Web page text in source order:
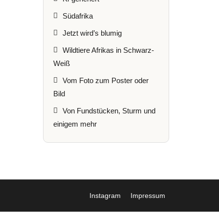
Südafrika
Jetzt wird’s blumig
Wildtiere Afrikas in Schwarz-
Weiß
Vom Foto zum Poster oder
Bild
Von Fundstücken, Sturm und
einigem mehr
Instagram Impressum